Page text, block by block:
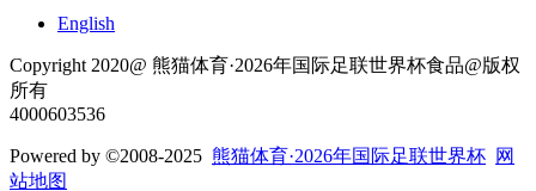
English
Copyright 2020@ 熊猫体育·2026年国际足联世界杯食品@版权
所有
4000603536
Powered by ©2008-2025 熊猫体育·2026年国际足联世界杯 网
站地图